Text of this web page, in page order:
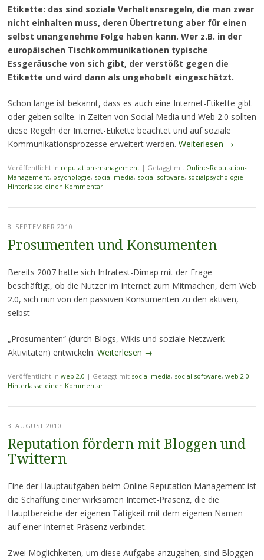
Etikette: das sind soziale Verhaltensregeln, die man zwar
nicht einhalten muss, deren Übertretung aber für einen
selbst unangenehme Folge haben kann. Wer z.B. in der
europäischen Tischkommunikationen typische
Essgeräusche von sich gibt, der verstößt gegen die
Etikette und wird dann als ungehobelt eingeschätzt.
Schon lange ist bekannt, dass es auch eine Internet-Etikette gibt
oder geben sollte. In Zeiten von Social Media und Web 2.0 sollten
diese Regeln der Internet-Etikette beachtet und auf soziale
Kommunikationsprozesse erweitert werden. Weiterlesen →
Veröffentlicht in reputationsmanagement | Getaggt mit Online-Reputation-
Management, psychologie, social media, social software, sozialpsychologie |
Hinterlasse einen Kommentar
8. SEPTEMBER 2010
Prosumenten und Konsumenten
Bereits 2007 hatte sich Infratest-Dimap mit der Frage
beschäftigt, ob die Nutzer im Internet zum Mitmachen, dem Web
2.0, sich nun von den passiven Konsumenten zu den aktiven,
selbst
„Prosumenten“ (durch Blogs, Wikis und soziale Netzwerk-
Aktivitäten) entwickeln. Weiterlesen →
Veröffentlicht in web 2.0 | Getaggt mit social media, social software, web 2.0 |
Hinterlasse einen Kommentar
3. AUGUST 2010
Reputation fördern mit Bloggen und
Twittern
Eine der Hauptaufgaben beim Online Reputation Management ist
die Schaffung einer wirksamen Internet-Präsenz, die die
Hauptbereiche der eigenen Tätigkeit mit dem eigenen Namen
auf einer Internet-Präsenz verbindet.
Zwei Möglichkeiten, um diese Aufgabe anzugehen, sind Bloggen